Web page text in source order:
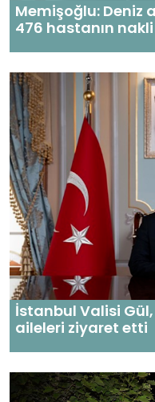
Memişoğlu: Deniz
476 hastanın
İstanbul Valisi
aileleri ziyaret etti